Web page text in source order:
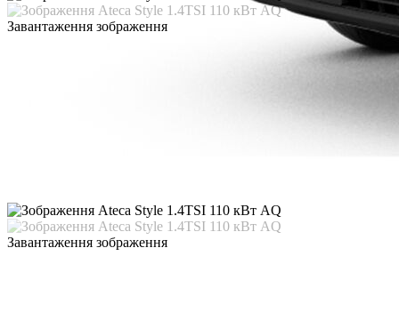
Завантаження зображення
Завантаження зображення